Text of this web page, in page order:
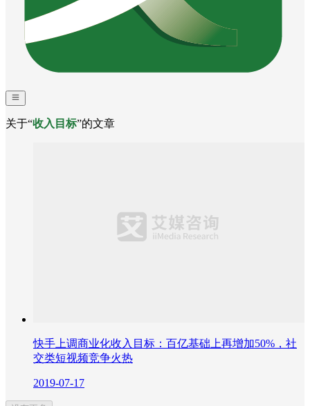
关于“收入目标”的文章
快手上调商业化收入目标：百亿基础上再增加50%，社
交类短视频竞争火热
2019-07-17